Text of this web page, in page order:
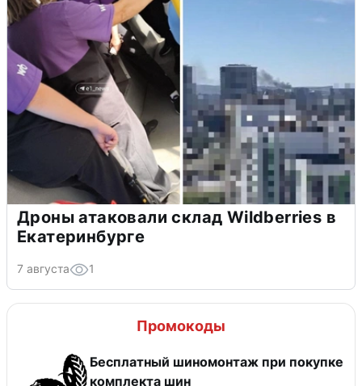
Дроны атаковали склад Wildberries в
Екатеринбурге
7 августа 1
Промокоды
Бесплатный шиномонтаж при покупке
комплекта шин